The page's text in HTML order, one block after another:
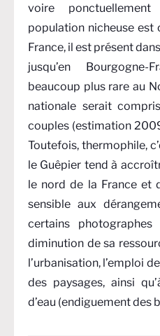
voire ponctuellement
population nicheuse est
France, il est présent
jusqu’en
beaucoup plus rare au
nationale serait
couples (estimation
Toutefois, thermophile,
le Guêpier tend à
le nord de la France et
sensible aux
certains
diminution de sa
l’urbanisation, l’emploi
des paysages, ainsi
d’eau (endiguement des